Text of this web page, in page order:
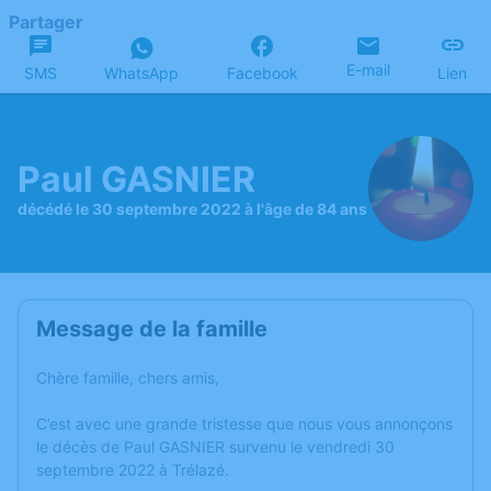
Partager
SMS WhatsApp Facebook E-mail Lien
Paul GASNIER
décédé le 30 septembre 2022 à l'âge de 84 ans
Message de la famille
Chère famille, chers amis,
C’est avec une grande tristesse que nous vous annonçons
le décès de Paul GASNIER survenu le vendredi 30
septembre 2022 à Trélazé.